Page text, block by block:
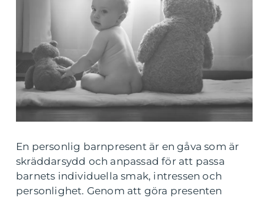
En personlig barnpresent är en gåva som är
skräddarsydd och anpassad för att passa
barnets individuella smak, intressen och
personlighet. Genom att göra presenten